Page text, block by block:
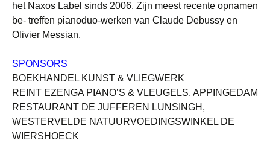
het Naxos Label sinds 2006. Zijn meest recente opnamen
be- treffen pianoduo-werken van Claude Debussy en
Olivier Messian.
SPONSORS
BOEKHANDEL KUNST & VLIEGWERK
REINT EZENGA PIANO’S & VLEUGELS, APPINGEDAM
RESTAURANT DE JUFFEREN LUNSINGH,
WESTERVELDE NATUURVOEDINGSWINKEL DE
WIERSHOECK